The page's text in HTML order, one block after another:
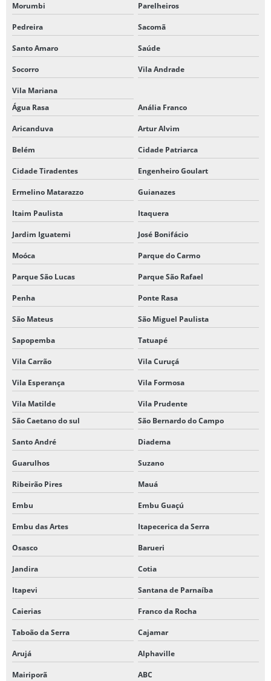
Morumbi Parelheiros
Pedreira Sacomã
Santo Amaro Saúde
Socorro Vila Andrade
Vila Mariana
Água Rasa
Anália Franco
Aricanduva Artur Alvim
Belém Cidade Patriarca
Cidade Tiradentes Engenheiro Goulart
Ermelino Matarazzo Guianazes
Itaim Paulista Itaquera
Jardim Iguatemi José Bonifácio
Moóca Parque do Carmo
Parque São Lucas Parque São Rafael
Penha Ponte Rasa
São Mateus São Miguel Paulista
Sapopemba Tatuapé
Vila Carrão Vila Curuçá
Vila Esperança Vila Formosa
Vila Matilde
Vila Prudente
São Caetano do sul
São Bernardo do Campo
Santo André Diadema
Guarulhos Suzano
Ribeirão Pires Mauá
Embu Embu Guaçú
Embu das Artes Itapecerica da Serra
Osasco Barueri
Jandira Cotia
Itapevi Santana de Parnaíba
Caierias Franco da Rocha
Taboão da Serra Cajamar
Arujá Alphaville
Mairiporã ABC